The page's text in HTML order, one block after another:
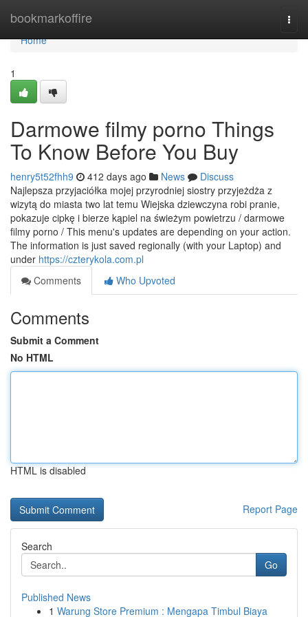
bookmarkoffire
Home
Home
1
Darmowe filmy porno Things
To Know Before You Buy
henry5t52fhh9 412 days ago News
Discuss
Najlepsza przyjaciółka mojej przyrodniej siostry przyjeżdża z
wizytą do miasta two lat temu Wiejska dziewczyna robi pranie,
pokazuje cipkę i bierze kąpiel na świeżym powietrzu / darmowe
filmy porno / This menu's updates are depending on your action.
The information is just saved regionally (with your Laptop) and
under https://czterykola.com.pl
Comments
Who Upvoted
Comments
Submit a Comment
No HTML
HTML is disabled
Report Page
Search
Go
Published News
1 Warung Store Premium : Mengapa Timbul Biaya